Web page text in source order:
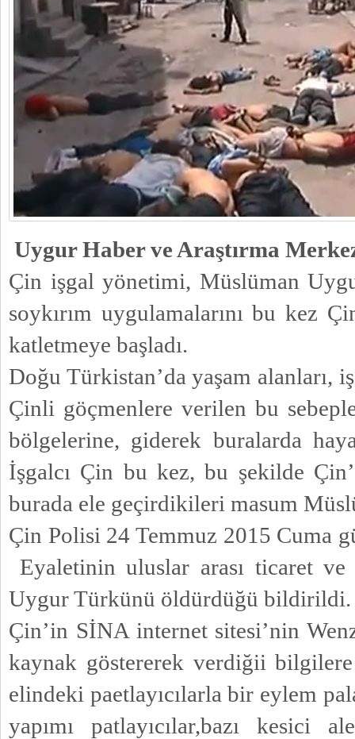
Uygur Haber ve Araştırma
Çin işgal yönetimi, Müslüman
soykırım uygulamalarını bu kez
katletmeye başladı.
Doğu Türkistan’da yaşam alanları,
Çinli göçmenlere verilen bu
bölgelerine, giderek buralarda
İşgalcı Çin bu kez, bu şekilde
burada ele geçirdikileri masum
Çin Polisi 24 Temmuz 2015 Cuma
Eyaletinin uluslar arası ticaret
Uygur Türkünü öldürdüğü bildirildi.
Çin’in SİNA internet sitesi’nin
kaynak göstererek verdiğii
elindeki paetlayıcılarla bir eylem
yapımı patlayıcılar,bazı kesici